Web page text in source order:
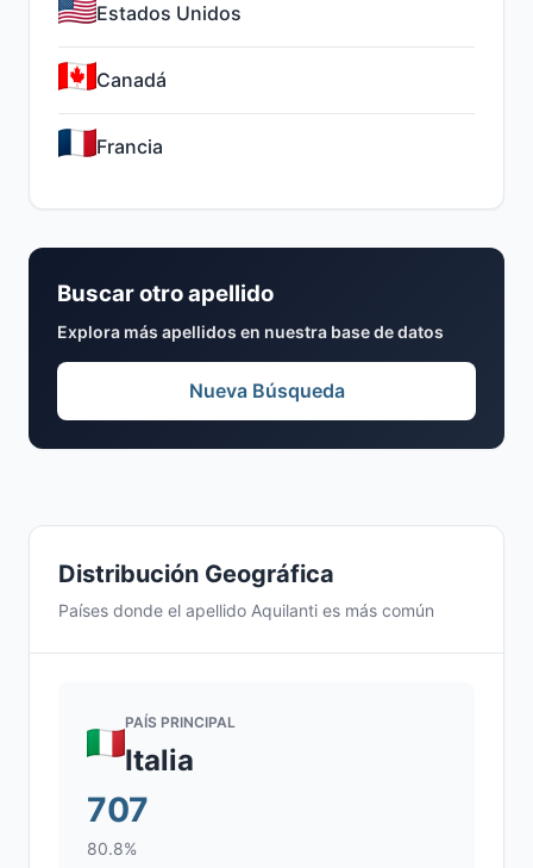
Distribución Geográfica
Países donde el apellido Aquilanti es más común
PAÍS PRINCIPAL
Italia
707
80.8%
Estados Unidos
Canadá
Francia
Buscar otro apellido
Explora más apellidos en nuestra base de datos
Nueva Búsqueda